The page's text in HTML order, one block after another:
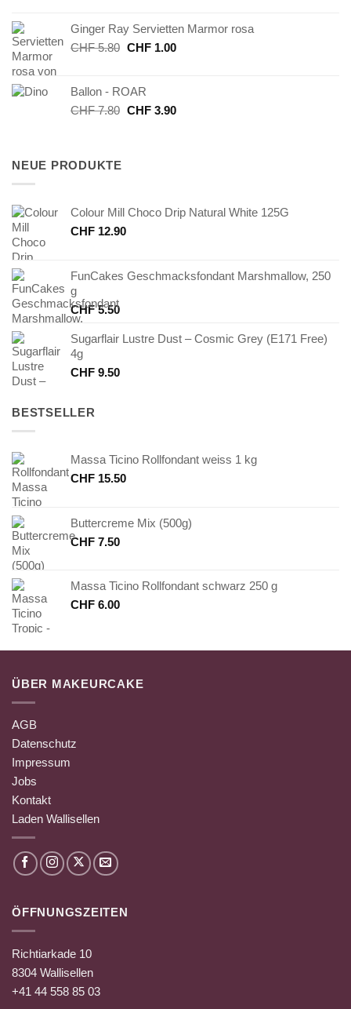
CHF 8.00CHF 4.00.
Ginger Ray Servietten Marmor rosa
CHF5.80 Ursprünglicher
CHF 5.80
CHF1.00Aktueller
Ballon - ROAR
CHF7.80 Ursprünglicher
CHF3.90Aktueller
NEUE PRODUKTE
Colour Mill Choco Drip Natural White 125G
CHF 12.90
FunCakes Geschmacksfondant Marshmallow, 250
g
CHF5.50
Sugarflair Lustre Dust – Cosmic Grey (E171 Free)
4g
CHF 9.50
BESTSELLER
Massa Ticino Rollfondant weiss 1 kg
CHF 15.50
Buttercreme Mix (500g)
CHF 7.50
Massa Ticino Rollfondant schwarz 250 g
CHF 6.00
ÜBER MAKEURCAKE
AGB
Datenschutz
Impressum
Jobs
Kontakt
Laden Wallisellen
ÖFFNUNGSZEITEN
Richtiarkade 10
8304 Wallisellen
+41 44 558 85 03